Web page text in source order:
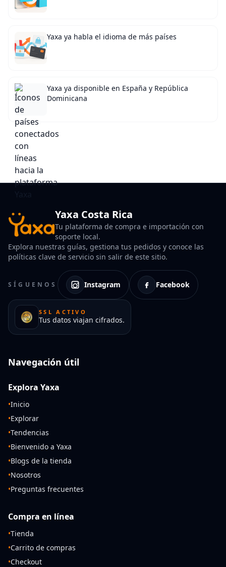
Yaxa ya habla el idioma de más países
Yaxa ya disponible en España y República
Dominicana
Yaxa Costa Rica
Tu plataforma de compra e importación con
soporte local.
Explora nuestras guías, gestiona tus pedidos y conoce las
políticas clave de servicio sin salir de este sitio.
SÍGUENOS Instagram Facebook
SSL ACTIVO
Tus datos viajan cifrados.
Navegación útil
Explora Yaxa
•Inicio
•Explorar
•Tendencias
•Bienvenido a Yaxa
•Blogs de la tienda
•Nosotros
•Preguntas frecuentes
Compra en línea
•Tienda
•Carrito de compras
•Checkout